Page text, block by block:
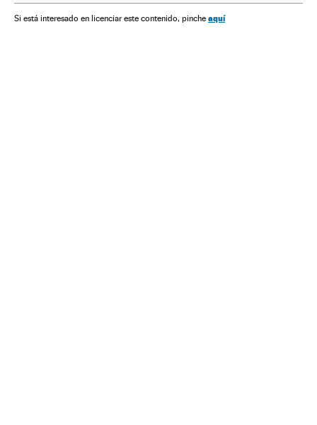
Si está interesado en licenciar este contenido, pinche aquí